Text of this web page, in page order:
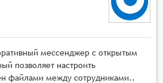
мессенджер с открытым
позволяет настроить
файлами между сотрудниками..